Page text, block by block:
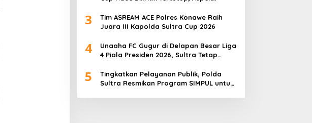
3
Tim ASREAM ACE Polres Konawe Raih
Juara III Kapolda Sultra Cup 2026
4
Unaaha FC Gugur di Delapan Besar Liga
4 Piala Presiden 2026, Sultra Tetap
5
Tingkatkan Pelayanan Publik, Polda
Sultra Resmikan Program SIMPUL untuk